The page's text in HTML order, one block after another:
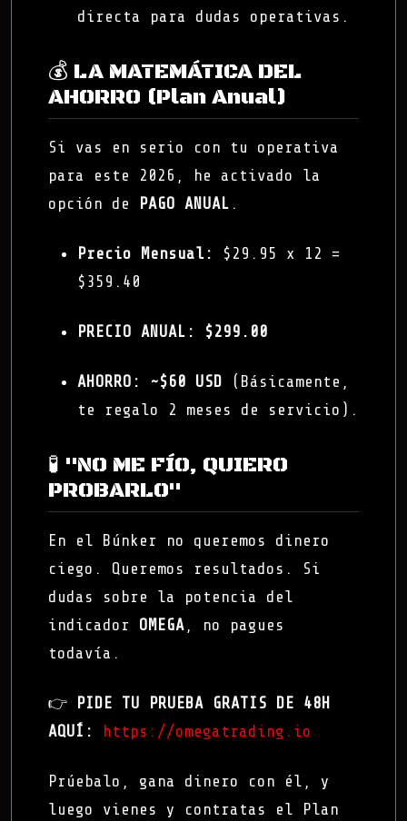
directa para dudas operativas.
💰 LA MATEMÁTICA DEL
AHORRO (Plan Anual)
Si vas en serio con tu operativa
para este 2026, he activado la
opción de
PAGO ANUAL .
Precio Mensual:
$29.95 x 12 =
$359.40
PRECIO ANUAL: $299.00
AHORRO: ~$60 USD (Básicamente,
te regalo 2 meses de servicio).
🧪 "NO ME FÍO, QUIERO
PROBARLO"
En el Búnker no queremos dinero
ciego. Queremos resultados. Si
dudas sobre la potencia del
indicador OMEGA , no pagues
todavía.
👉
PIDE TU PRUEBA GRATIS DE 48H
AQUÍ:
https://omegatrading.io
Prúebalo, gana dinero con él, y
luego vienes y contratas el Plan